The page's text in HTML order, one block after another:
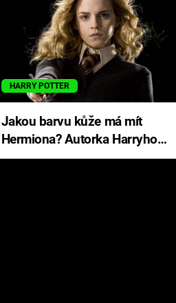
HARRY POTTER
Jakou barvu kůže má mít
Hermiona? Autorka Harryho
Pottera přišla s ráznou